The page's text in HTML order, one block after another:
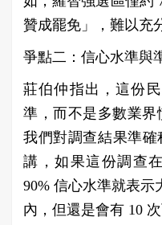
贊成罷免」，難以充
爭點二：信心水準與
莊伯仲指出，這份
準，而不是多數業界
我們對調查結果準
講，如果這份調查
90% 信心水準就表示
內，但還是會有 10